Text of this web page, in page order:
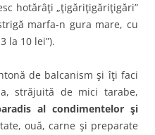
hotărâţi „ţigăriţigăriţigări”
marfa-n gura mare, cu
la 10 lei”).
de balcanism şi îţi faci
străjuită de mici tarabe,
al condimentelor şi
ouă, carne şi preparate